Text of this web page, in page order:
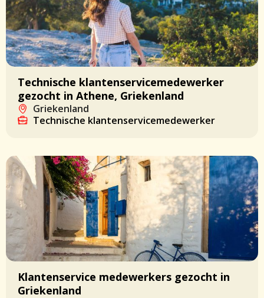
Technische klantenservicemedewerker
gezocht in Athene, Griekenland
Griekenland
Technische klantenservicemedewerker
Klantenservice medewerkers gezocht in
Griekenland